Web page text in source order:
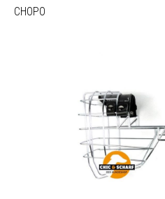
CHOPO